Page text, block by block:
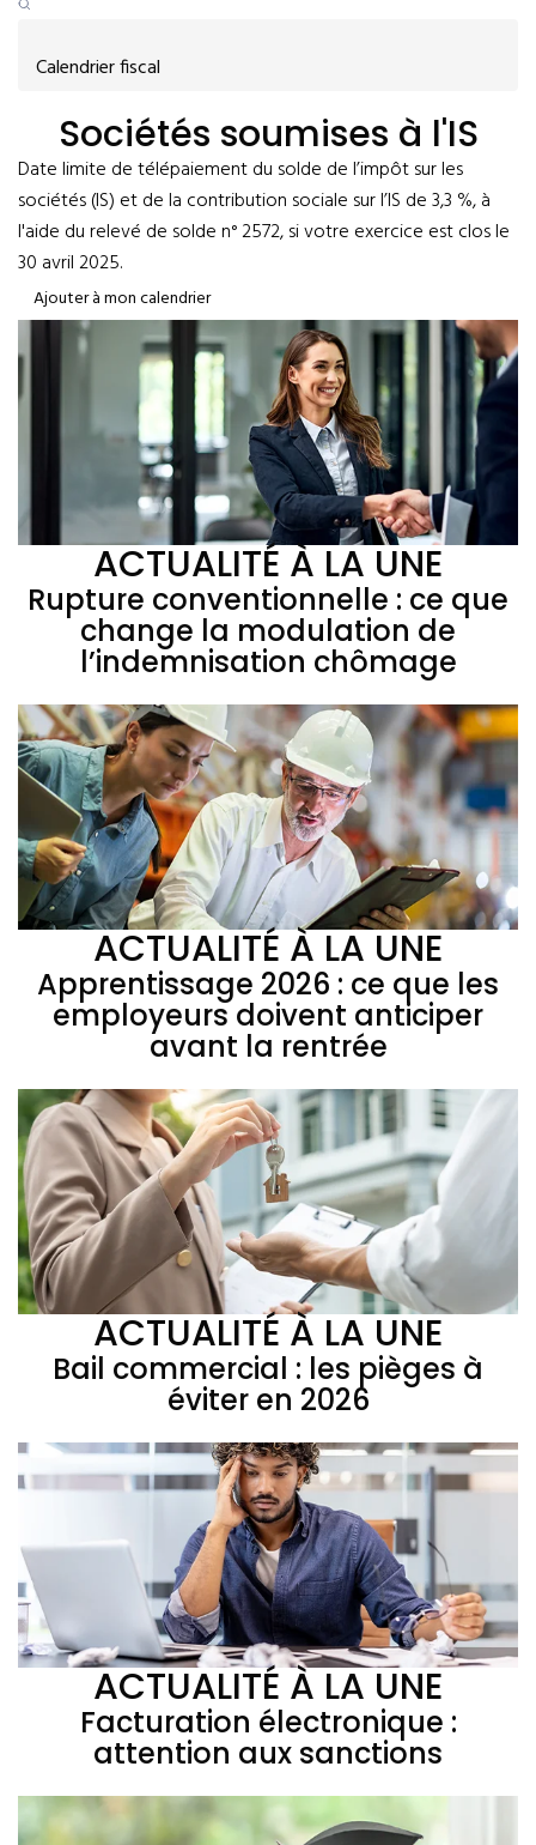
Calendrier fiscal
Sociétés soumises à l'IS
Date limite de télépaiement du solde de l’impôt sur les
sociétés (IS) et de la contribution sociale sur l’IS de 3,3 %, à
l'aide du relevé de solde n° 2572, si votre exercice est clos le
30 avril 2025.
Ajouter à mon calendrier
ACTUALITÉ À LA UNE
Rupture conventionnelle : ce que
change la modulation de
l’indemnisation chômage
ACTUALITÉ À LA UNE
Apprentissage 2026 : ce que les
employeurs doivent anticiper
avant la rentrée
ACTUALITÉ À LA UNE
Bail commercial : les pièges à
éviter en 2026
ACTUALITÉ À LA UNE
Facturation électronique :
attention aux sanctions